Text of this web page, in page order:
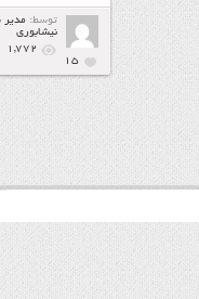
توسط:
نیشابوری
1,772
15